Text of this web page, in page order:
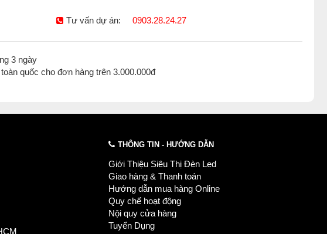
Tư vấn dự án: 0903.28.24.27
3 ngày
quốc cho đơn hàng trên 3.000.000đ
THÔNG TIN - HƯỚNG DẪN
Giới Thiệu Siêu Thị Đèn Led
Giao hàng & Thanh toán
Hướng dẫn mua hàng Online
Quy chế hoạt động
Nội quy cửa hàng
Tuyển Dụng